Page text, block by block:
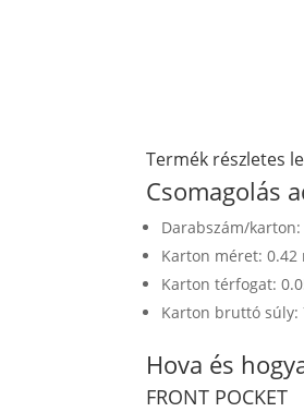
Termék részletes
Csomagolás
Darabszám/
Karton méret: 0.42
Karton térfogat:
Karton bruttó súly:
Hova és
FRONT POCKET